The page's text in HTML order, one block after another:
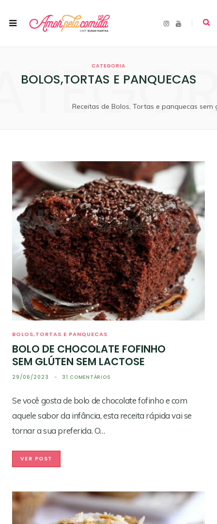
I
Y
CATEGORIA
BOLOS,TORTAS E PANQUECAS
Receitas de Bolos, Tortas e panquecas sem
BOLOS,TORTAS E PANQUECAS
BOLO DE CHOCOLATE FOFINHO
SEM GLÚTEN SEM LACTOSE
29/06/2023 31 COMENTÁRIOS
Se você gosta de bolo de chocolate fofinho e com
aquele sabor da infância, esta receita rápida vai se
tornar a sua preferida. O…
VER POST